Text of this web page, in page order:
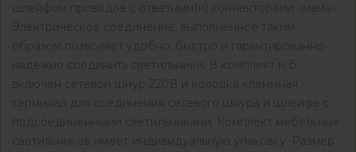
шлейфом проводов с ответным(и) коннекторами «мама».
Электрическое соединение, выполненное таким
образом позволяет удобно, быстро и гарантированно
надежно соединить светильники. В комплект м.б.
включен сетевой шнур 220В и колодка клеммная -
терминал для соединения сетевого шнура и шлейфа с
подсоединенными светильниками. Комплект мебельных
светильников имеет индивидуальную упаковку. Размер